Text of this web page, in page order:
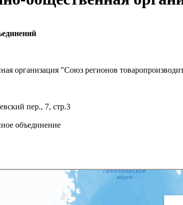
организация "Союз регионов
пер., 7, стр.3
объединение